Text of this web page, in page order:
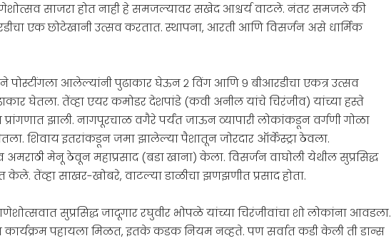
साजरा होत नाही हे समजल्यावर सखेद आश्चर्य वाटले. नंतर समजले की
एक छोटेखानी उत्सव करतात. स्थापना, आरती आणि विसर्जन असे धार्मिक
पोस्टींगला आलेल्यांनी पुढाकार घेऊन २ विंग आणि ९ बीआरडीचा एकत्र उत्सव
घेतला. तेंव्हा एयर कमोडर देशपांडे (कवी अनील यांचे चिरंजीव) यांच्या हस्ते
प्रांगणात झाली. नागपूरचाळ वगैरे पर्यंत जाऊन व्यापारी लोकांकडून वर्गणी गोळा
शिवाय इतरांकडून जमा झालेल्या पैशातून जोरदार ऑर्केस्ट्रा ठेवला.
अमराठी मेनू ठेवून महाप्रसाद (बडा खाना) केला. विसर्जन वाघोली येथील सुप्रसिद्ध
केले. तेंव्हा साखर-खोबरे, वाटल्या डाळीचा झणझणीत प्रसाद होता.
गणेशोत्सवात सुप्रसिद्ध जादूगार रघुवीर भोपळे यांच्या चिरंजीवांचा शो लोकांना आवडला.
कार्यक्रम पहायला मिळत, इतके कडक नियम नव्हते. पण सर्वात कडी केली ती डान्स